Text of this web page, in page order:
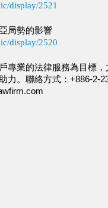
display/2521
局勢的影響
display/2520
專業的法律服務為目標
力。聯絡方式：+886-2-